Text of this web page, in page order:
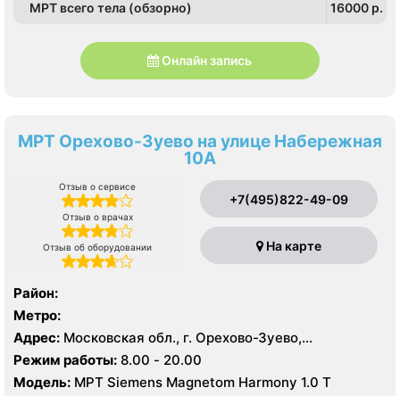
МРТ всего тела (обзорно) 16000 p.
Онлайн запись
МРТ Орехово-Зуево на улице Набережная
10А
Отзыв о сервисе
Отзыв о врачах
Отзыв об оборудовании
+7(495)822-49-09
На карте
Район:
Метро:
Адрес: Московская обл., г. Орехово-Зуево,
Набережная ул., 10А
Режим работы: 8.00 - 20.00
Модель: МРТ Siemens Magnetom Harmony 1.0 Т